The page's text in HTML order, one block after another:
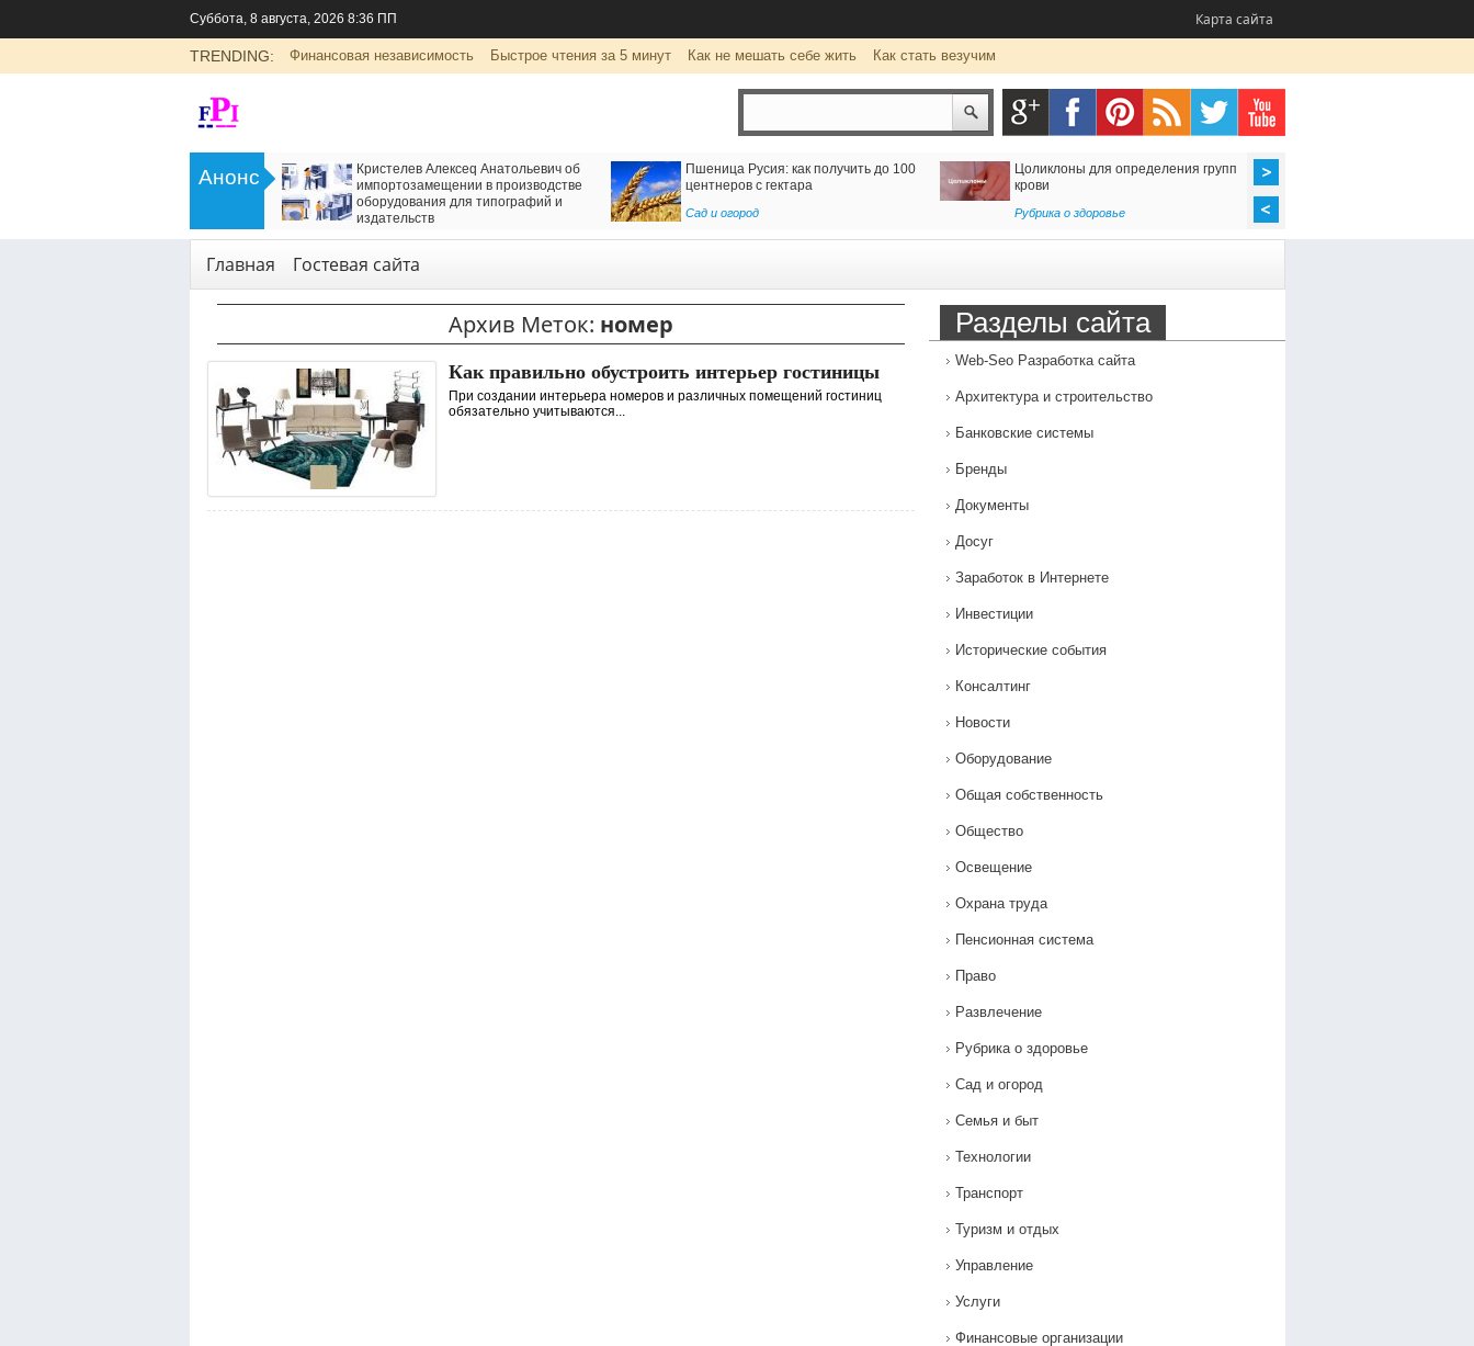
Суббота, 8 августа, 2026 8:36 ПП Карта сайта
TRENDING: Финансовая независимость Быстрое чтения за 5 минут Как не мешать себе жить Как стать везучим
Анонс
LADA Largus: универсальный
семейный автомобиль с российским
Кристелев Алексеq Анатольевич об
импортозамещении в производстве
оборудования для типографий и
издательств
Пшеница Русия: как получить до 100
центнеров с гектара
Сад и огород
Цоликлоны для определения групп
крови
Рубрика о здоровье
Главная Гостевая сайта
Архив Меток: номер
Как правильно обустроить интерьер гостиницы
При создании интерьера номеров и различных помещений гостиниц
обязательно учитываются...
Разделы сайта
Web-Seo Разработка сайта
Архитектура и строительство
Банковские системы
Бренды
Документы
Досуг
Заработок в Интернете
Инвестиции
Исторические события
Консалтинг
Новости
Оборудование
Общая собственность
Общество
Освещение
Охрана труда
Пенсионная система
Право
Развлечение
Рубрика о здоровье
Сад и огород
Семья и быт
Технологии
Транспорт
Туризм и отдых
Управление
Услуги
Финансовые организации